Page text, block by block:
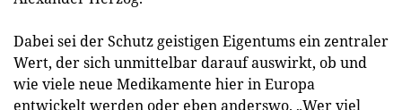
Dabei sei der Schutz geistigen Eigentums ein zentraler
Wert, der sich unmittelbar darauf auswirkt, ob und
wie viele neue Medikamente hier in Europa
entwickelt werden oder eben anderswo. „Wer viel